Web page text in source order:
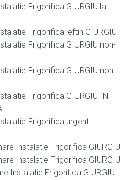
Frigorifica GIURGIU la
Frigorifica ieftin GIURGIU
Frigorifica GIURGIU non-
Frigorifica GIURGIU non
Frigorifica GIURGIU IN
Frigorifica urgent
Instalatie Frigorifica GIURGIU
Instalatie Frigorifica GIURGIU
Instalatie Frigorifica GIURGIU